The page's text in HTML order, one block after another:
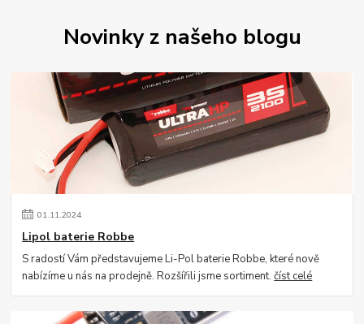
Novinky z našeho blogu
01.11.2024
Lipol baterie Robbe
S radostí Vám představujeme Li-Pol baterie Robbe, které nově
nabízíme u nás na prodejně. Rozšířili jsme sortiment.číst celé